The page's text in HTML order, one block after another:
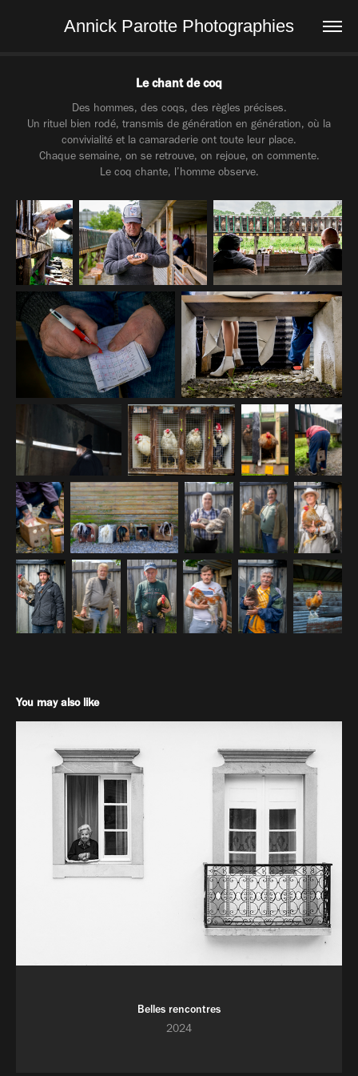
Annick Parotte Photographies
Le chant de coq
Des hommes, des coqs, des règles précises.
Un rituel bien rodé, transmis de génération en génération, où la
convivialité et la camaraderie ont toute leur place.
Chaque semaine, on se retrouve, on rejoue, on commente.
You may also like
Belles rencontres
2024